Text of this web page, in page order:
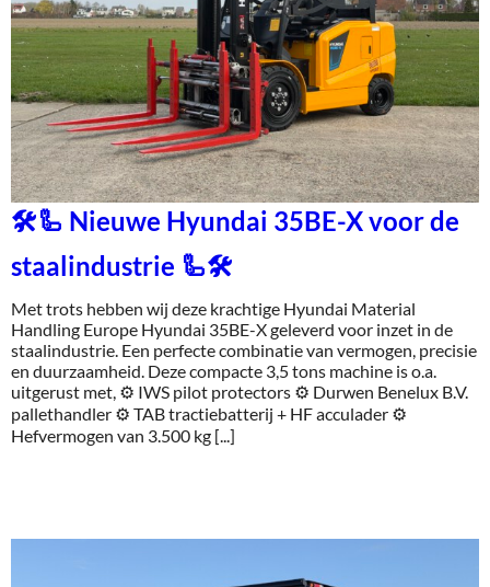
🛠️🦾 Nieuwe Hyundai 35BE-X voor de
staalindustrie 🦾🛠️
Met trots hebben wij deze krachtige Hyundai Material
Handling Europe Hyundai 35BE-X geleverd voor inzet in de
staalindustrie. Een perfecte combinatie van vermogen, precisie
en duurzaamheid. Deze compacte 3,5 tons machine is o.a.
uitgerust met, ⚙️ IWS pilot protectors ⚙️ Durwen Benelux B.V.
pallethandler ⚙️ TAB tractiebatterij + HF acculader ⚙️
Hefvermogen van 3.500 kg [...]